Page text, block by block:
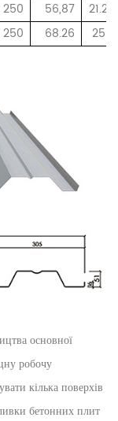
250 56,87
21.26
250 68.26 25.4
основної
робочу
кілька поверхів
бетонних плит